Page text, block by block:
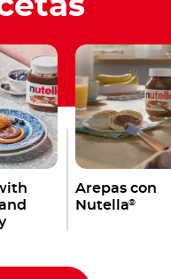
Arepas con
Nutella®